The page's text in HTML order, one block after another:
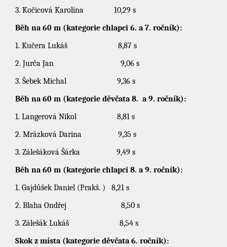
3. Kočicová Karolína 10,29 s
Běh na 60 m (kategorie chlapci 6. a 7. ročník):
1. Kučera Lukáš 8,87 s
2. Jurča Jan 9,06 s
3. Šebek Michal 9,36 s
Běh na 60 m (kategorie děvčata 8. a 9. ročník):
1. Langerová Nikol 8,81 s
2. Mrázková Darina 9,35 s
3. Zálešáková Šárka 9,49 s
Běh na 60 m (kategorie chlapci 8. a 9. ročník):
1. Gajdůšek Daniel (Prakš. ) 8,21 s
2. Blaha Ondřej 8,50 s
3. Zálešák Lukáš 8,54 s
Skok z místa (kategorie děvčata 6. ročník):